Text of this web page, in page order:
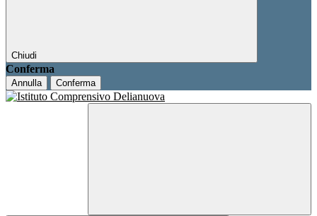
Chiudi
Conferma
Annulla Conferma